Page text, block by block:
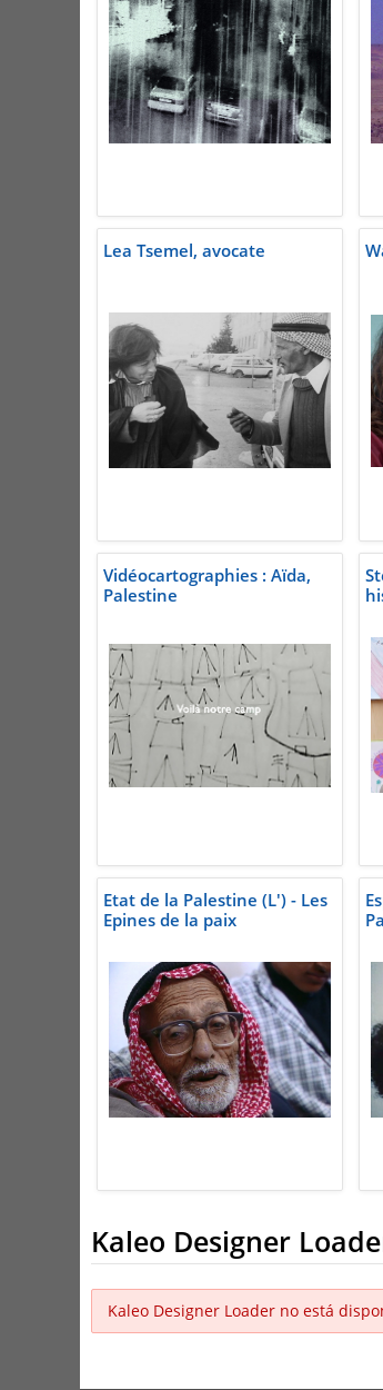
Lea Tsemel, avocate
Vidéocartographies : Aïda,
Palestine
Etat de la Palestine (L') - Les
Epines de la paix
Kaleo Designer
Kaleo Designer Loader no está